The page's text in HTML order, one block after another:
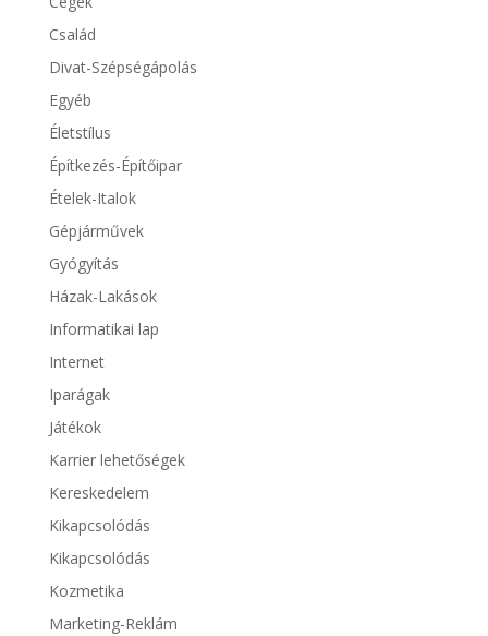
Család
Divat-Szépségápolás
Egyéb
Életstílus
Építkezés-Építőipar
Ételek-Italok
Gépjárművek
Gyógyítás
Házak-Lakások
Informatikai lap
Internet
Iparágak
Játékok
Karrier lehetőségek
Kereskedelem
Kikapcsolódás
Kikapcsolódás
Kozmetika
Marketing-Reklám